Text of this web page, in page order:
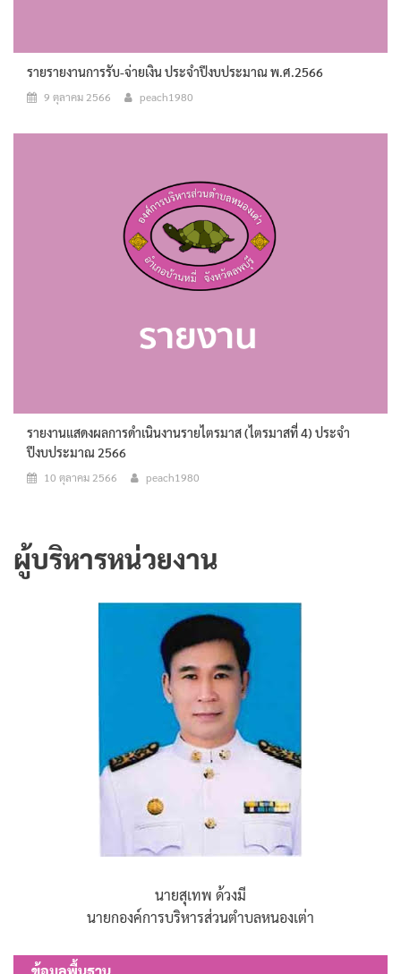
รายรายงานการรับ-จ่ายเงิน ประจำปีงบประมาณ พ.ศ.2566
9 ตุลาคม 2566 peach1980
รายงานแสดงผลการดำเนินงานรายไตรมาส (ไตรมาสที่ 4) ประจำ
ปีงบประมาณ 2566
10 ตุลาคม 2566 peach1980
ผู้บริหารหน่วยงาน
นายสุเทพ ด้วงมี
นายกองค์การบริหารส่วนตำบลหนองเต่า